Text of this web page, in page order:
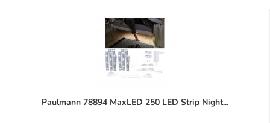
Paulmann 78894 MaxLED 250 LED Strip Night...